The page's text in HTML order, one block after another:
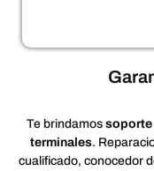
Te brindamos soporte
terminales.
cualificado, conocedor